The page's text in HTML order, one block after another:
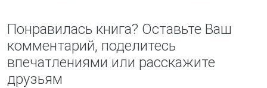
Понравилась книга? Оставьте Ваш
комментарий, поделитесь
впечатлениями или расскажите
друзьям